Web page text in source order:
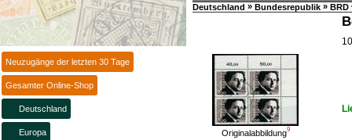
Neuzugänge der letzten 30 Tage
Gesamter Online-Shop
Deutschland
Europa
Deutschland » Bundesrepublik » BRD
Originalabbildung9